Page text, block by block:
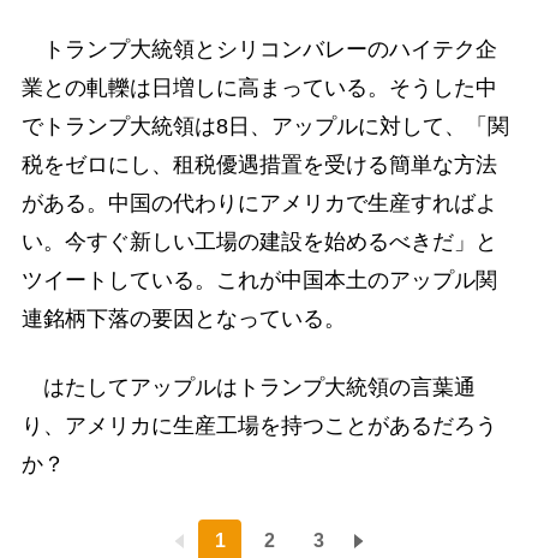
トランプ大統領とシリコンバレーのハイテク企
業との軋轢は日増しに高まっている。そうした中
でトランプ大統領は8日、アップルに対して、「関
税をゼロにし、租税優遇措置を受ける簡単な方法
がある。中国の代わりにアメリカで生産すればよ
い。今すぐ新しい工場の建設を始めるべきだ」と
ツイートしている。これが中国本土のアップル関
連銘柄下落の要因となっている。
はたしてアップルはトランプ大統領の言葉通
り、アメリカに生産工場を持つことがあるだろう
か？
1 2 3